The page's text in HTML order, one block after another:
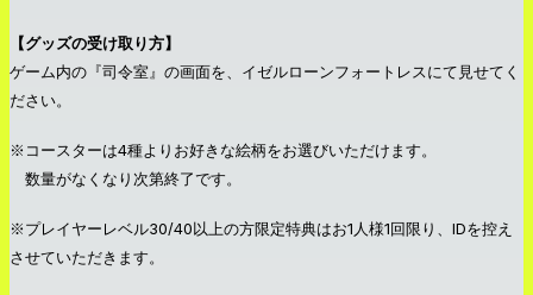
【グッズの受け取り方】
ゲーム内の『司令室』の画面を、イゼルローンフォートレスにて見せてく
ださい。
※コースターは4種よりお好きな絵柄をお選びいただけます。
数量がなくなり次第終了です。
※プレイヤーレベル30/40以上の方限定特典はお1人様1回限り、IDを控え
させていただきます。